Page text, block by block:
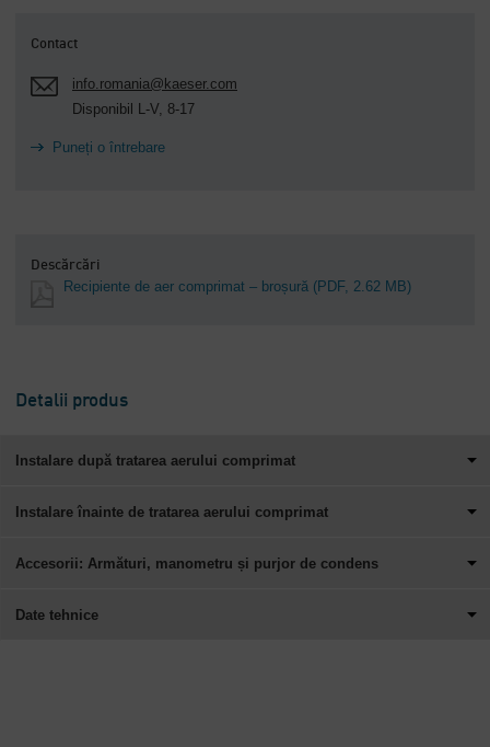
Contact
info.romania@kaeser.com
Disponibil L-V, 8-17
Puneți o întrebare
Descărcări
Recipiente de aer comprimat – broșură (PDF, 2.62 MB)
Detalii produs
Instalare după tratarea aerului comprimat
Instalare înainte de tratarea aerului comprimat
Accesorii: Armături, manometru și purjor de condens
Date tehnice